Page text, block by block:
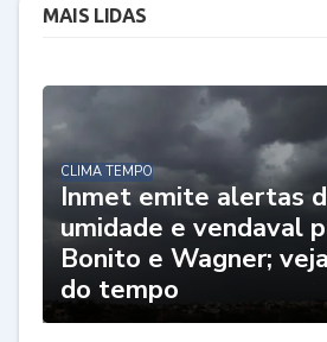
MAIS LIDAS
CLIMA TEMPO
Inmet emite alertas
umidade e vendaval
Bonito e Wagner;
do tempo